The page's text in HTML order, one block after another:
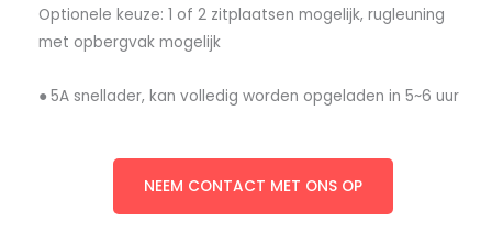
Optionele keuze: 1 of 2 zitplaatsen mogelijk, rugleuning
met opbergvak mogelijk
●5A snellader, kan volledig worden opgeladen in 5~6 uur
NEEM CONTACT MET ONS OP